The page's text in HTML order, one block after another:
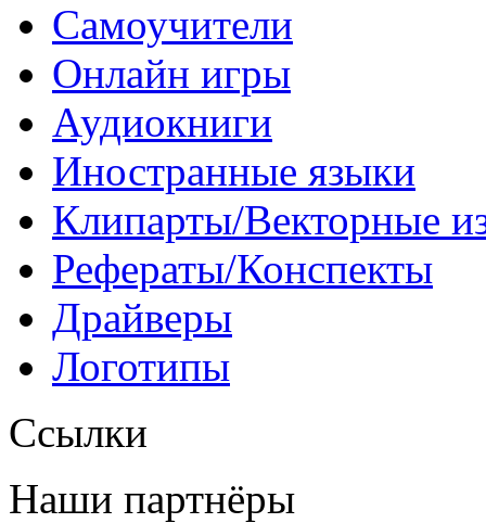
Самоучители
Онлайн игры
Аудиокниги
Иностранные языки
Клипарты/Векторные
Рефераты/Конспекты
Драйверы
Логотипы
Ссылки
Наши партнёры